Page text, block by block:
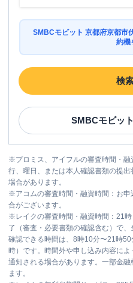
SMBCモビット 京都府京都市
約機
検
SMBCモビット
※プロミス、アイフルの審査時間・
行、曜日、または本人確認書類の提
場合があります。
※アコムの審査時間・融資時間：お
合がございます。
※ レイクの審査時間・融資時間：21
了（審査・必要書類の確認含む）で
確認できる時間は、8時10分〜21時
時）です。時間外や申し込み内容に
通知される場合があります。一部金
ます。